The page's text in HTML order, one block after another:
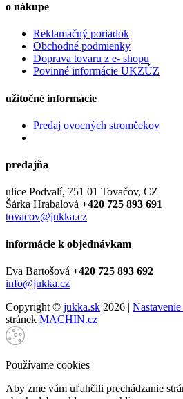
o nákupe
Reklamačný poriadok
Obchodné podmienky
Doprava tovaru z e- shopu
Povinné informácie UKZÚZ
užitočné informácie
Predaj ovocných stromčekov
predajňa
ulice Podvalí, 751 01 Tovačov, CZ
Šárka Hrabalová +420 725 893 691
tovacov@jukka.cz
informácie k objednávkam
Eva Bartošová +420 725 893 692
info@jukka.cz
Copyright © jukka.sk 2026 |
stránek MACHIN.cz
Používame cookies
Aby zme vám uľahčili prechádzanie